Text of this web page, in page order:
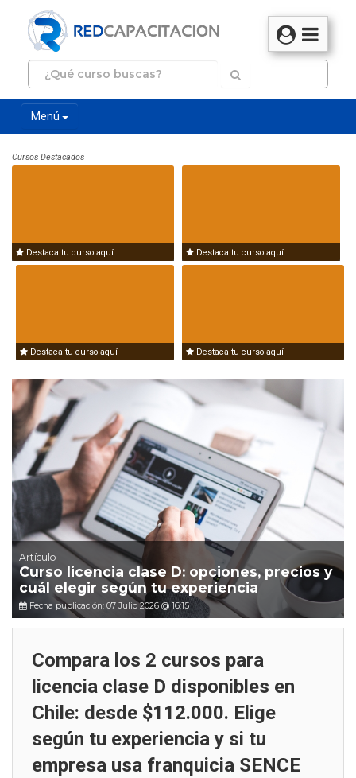
Menú
Cursos Destacados
Destaca tu curso aquí Destaca tu curso aquí
Destaca tu curso aquí Destaca tu curso aquí
Artículo
Curso licencia clase D: opciones, precios y
cuál elegir según tu experiencia
Fecha publicación: 07 Julio 2026 @ 16:15
Compara los 2 cursos para
licencia clase D disponibles en
Chile: desde $112.000. Elige
según tu experiencia y si tu
empresa usa franquicia SENCE